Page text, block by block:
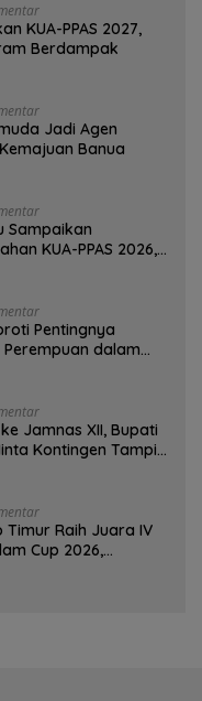
KUA-PPAS 2027,
Berdampak
Jadi Agen
Banua
Sampaikan
KUA-PPAS 2026,
Pentingnya
dalam
Jamnas XII, Bupati
Kontingen Tampil
Timur Raih Juara IV
Cup 2026,